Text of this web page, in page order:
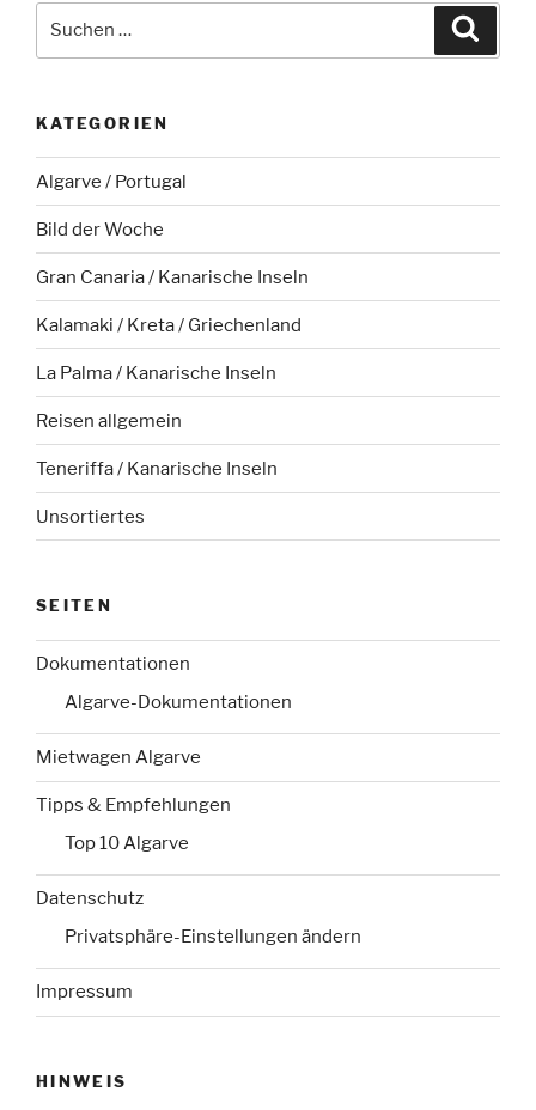
KATEGORIEN
Algarve / Portugal
Bild der Woche
Gran Canaria / Kanarische Inseln
Kalamaki / Kreta / Griechenland
La Palma / Kanarische Inseln
Reisen allgemein
Teneriffa / Kanarische Inseln
Unsortiertes
SEITEN
Dokumentationen
Algarve-Dokumentationen
Mietwagen Algarve
Tipps & Empfehlungen
Top 10 Algarve
Datenschutz
Privatsphäre-Einstellungen ändern
Impressum
HINWEIS